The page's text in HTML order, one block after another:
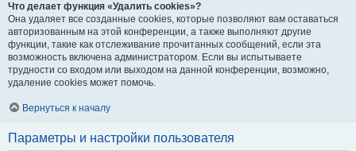
Что делает функция «Удалить cookies»?
Она удаляет все созданные cookies, которые позволяют вам оставаться
авторизованным на этой конференции, а также выполняют другие
функции, такие как отслеживание прочитанных сообщений, если эта
возможность включена администратором. Если вы испытываете
трудности со входом или выходом на данной конференции, возможно,
удаление cookies может помочь.
Вернуться к началу
Параметры и настройки пользователя